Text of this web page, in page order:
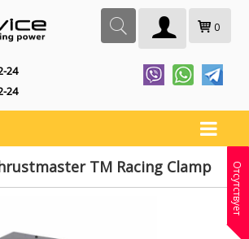
0
24
24
TM Racing Clamp Отсутствует